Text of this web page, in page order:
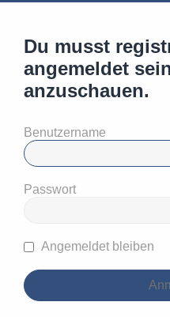
Du musst
angemeldet
anzuschauen.
Benutzername
Passwort
Angemeldet bleiben